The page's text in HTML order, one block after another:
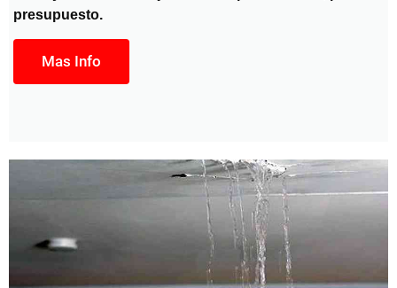
presupuesto.
Mas Info